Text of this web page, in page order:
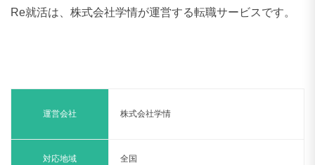
Re就活は、株式会社学情が運営する転職サービスです。
運営会社 株式会社学情
対応地域 全国